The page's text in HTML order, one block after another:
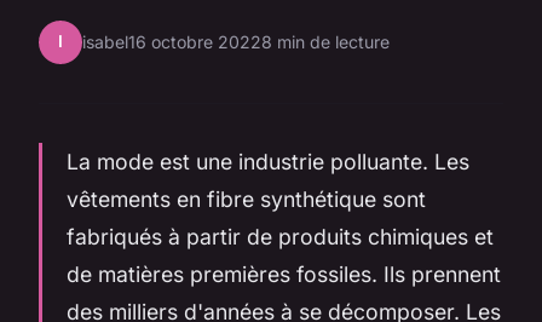
I isabel16 octobre 20228 min de lecture
La mode est une industrie polluante. Les
vêtements en fibre synthétique sont
fabriqués à partir de produits chimiques et
de matières premières fossiles. Ils prennent
des milliers d'années à se décomposer. Les